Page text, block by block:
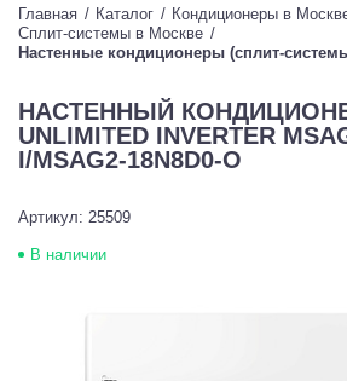
Главная Каталог
Кондиционеры в
Сплит-системы в Москве
Настенные кондиционеры (сплит-
НАСТЕННЫЙ
UNLIMITED INVERTER
I/MSAG2-18N8D0-O
Артикул: 25509
В наличии